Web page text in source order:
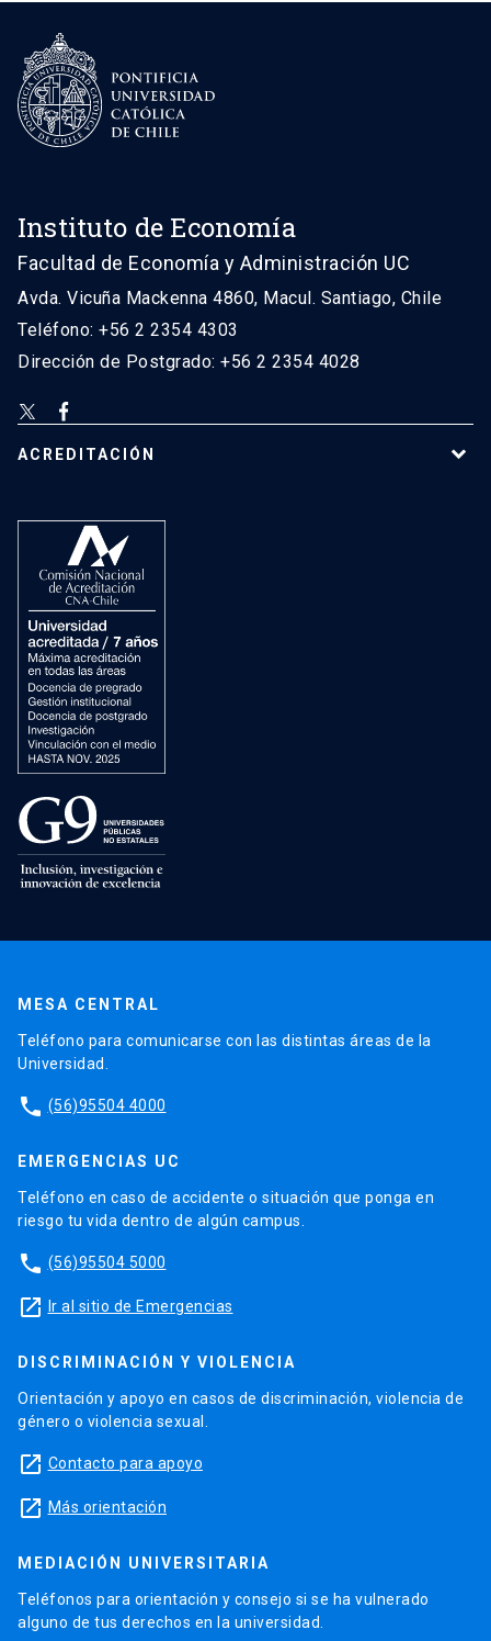
Instituto de Economía
Facultad de Economía y Administración UC
Avda. Vicuña Mackenna 4860, Macul. Santiago, Chile
Teléfono: +56 2 2354 4303
Dirección de Postgrado: +56 2 2354 4028
ACREDITACIÓN
MESA CENTRAL
Teléfono para comunicarse con las distintas áreas de la
Universidad.
phone (56)95504 4000
EMERGENCIAS UC
Teléfono en caso de accidente o situación que ponga en
riesgo tu vida dentro de algún campus.
phone (56)95504 5000
launch Ir al sitio de Emergencias
DISCRIMINACIÓN Y VIOLENCIA
Orientación y apoyo en casos de discriminación, violencia de
género o violencia sexual.
launch Contacto para apoyo
launch Más orientación
MEDIACIÓN UNIVERSITARIA
Teléfonos para orientación y consejo si se ha vulnerado
alguno de tus derechos en la universidad.